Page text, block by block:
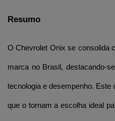
Resumo
O Chevrolet Onix se consolida
marca no Brasil, destacando-
tecnologia e desempenho.
que o tornam a escolha ideal